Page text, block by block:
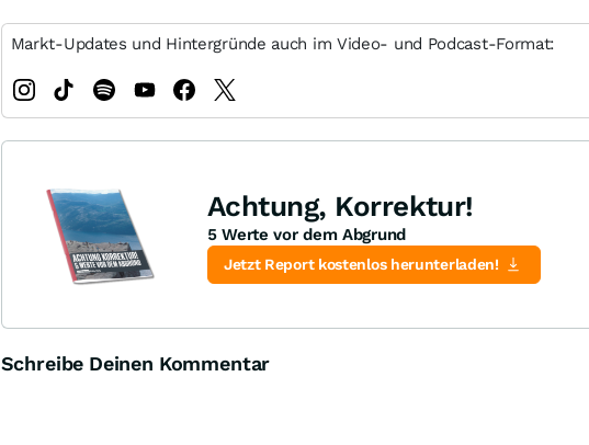
Markt-Updates und Hintergründe auch im Video- und Podcast-Format:
Achtung, Korrektur!
5 Werte vor dem Abgrund
Jetzt Report kostenlos herunterladen!
Schreibe Deinen Kommentar